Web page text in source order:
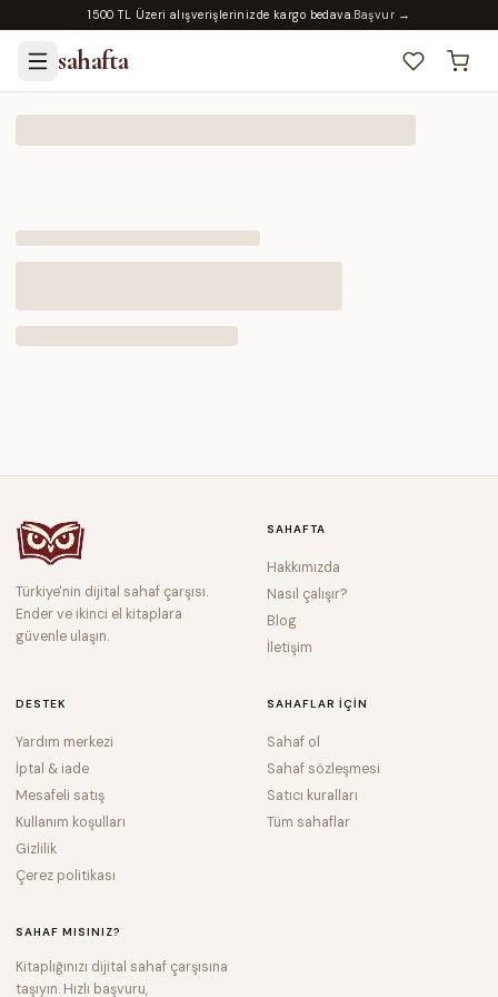
1500 TL Üzeri alışverişlerinizde kargo bedava.Başvur →
sahafta
Türkiye'nin dijital sahaf çarşısı.
Ender ve ikinci el kitaplara
güvenle ulaşın.
SAHAFTA
Hakkımızda
Nasıl çalışır?
Blog
İletişim
DESTEK
Yardım merkezi
İptal & iade
Mesafeli satış
Kullanım koşulları
Gizlilik
Çerez politikası
SAHAFLAR IÇIN
Sahaf ol
Sahaf sözleşmesi
Satıcı kuralları
Tüm sahaflar
SAHAF MISINIZ?
Kitaplığınızı dijital sahaf çarşısına
taşıyın. Hızlı başvuru,